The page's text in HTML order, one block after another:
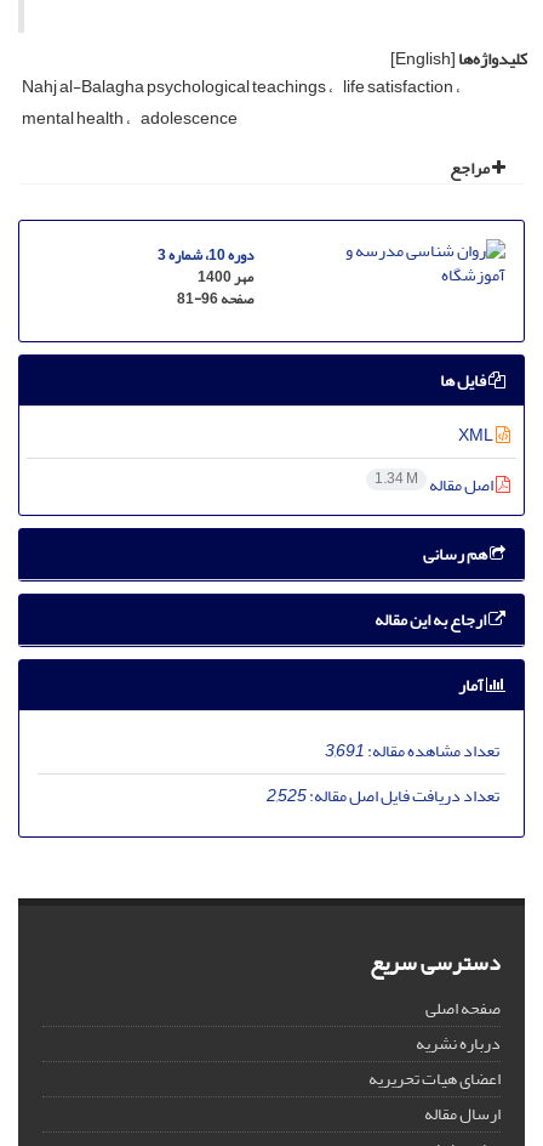
کلیدواژه‌ها[English]
Nahj al-Balagha psychological teachings life satisfaction
mental health adolescence
مراجع
دوره 10، شماره 3
مهر 1400
صفحه81-96
فایل ها
اصل مقاله 1.34 M
هم رسانی
ارجاع به این مقاله
آمار
تعداد مشاهده مقاله:3,691
تعداد دریافت فایل اصل مقاله:2,525
دسترسی سریع
صفحه اصلی
درباره نشریه
اعضای هیات تحریریه
ارسال مقاله